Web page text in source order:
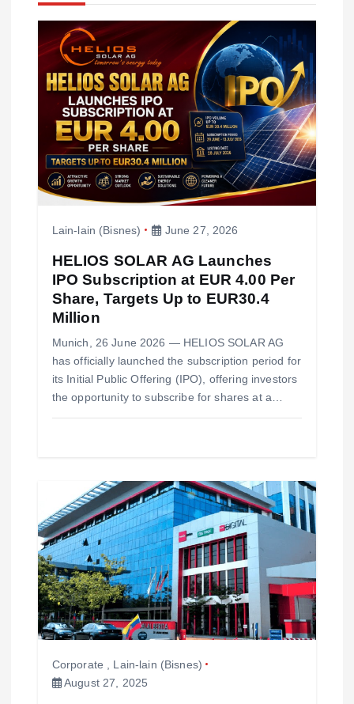
v
Lain-lain (Bisnes) June 27, 2026
HELIOS SOLAR AG Launches
IPO Subscription at EUR 4.00 Per
Share, Targets Up to EUR30.4
Million
Munich, 26 June 2026 — HELIOS SOLAR AG
has officially launched the subscription period for
its Initial Public Offering (IPO), offering investors
the opportunity to subscribe for shares at a…
Corporate
Lain-lain (Bisnes)
August 27, 2025